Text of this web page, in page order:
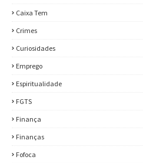
Caixa Tem
Crimes
Curiosidades
Emprego
Espiritualidade
FGTS
Finança
Finanças
Fofoca